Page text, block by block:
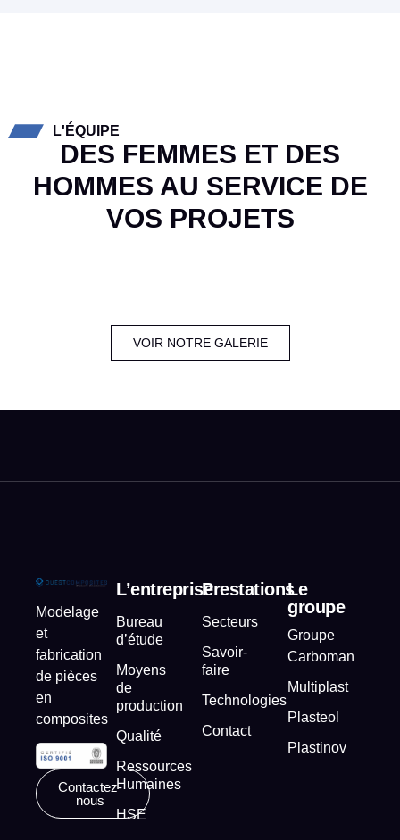
L'ÉQUIPE
DES FEMMES ET DES
HOMMES AU SERVICE DE
VOS PROJETS
VOIR NOTRE GALERIE
Modelage
et
fabrication
de pièces
en
composites
Contactez-
nous
L’entreprise
Bureau
d’étude
Moyens
de
production
Qualité
Ressources
Humaines
HSE
Prestations
Secteurs
Savoir-
faire
Technologies
Contact
Le
groupe
Groupe
Carboman
Multiplast
Plasteol
Plastinov